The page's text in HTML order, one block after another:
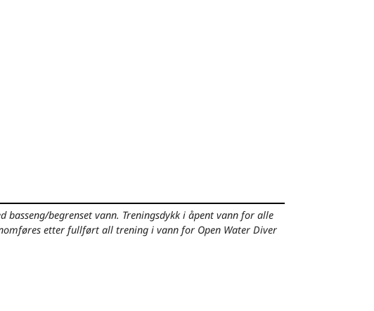
basseng/begrenset vann. Treningsdykk i åpent vann for alle
etter fullført all trening i vann for Open Water Diver